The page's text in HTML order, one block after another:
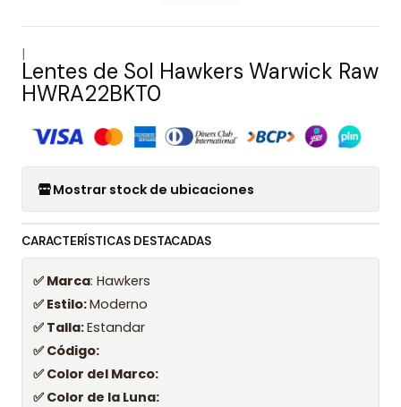
|
Lentes de Sol Hawkers Warwick Raw
HWRA22BKT0
Mostrar stock de ubicaciones
CARACTERÍSTICAS DESTACADAS
✅ Marca: Hawkers
✅ Estilo:Moderno
✅ Talla:Estandar
✅ Código:
✅ Color del Marco:
✅ Color de la Luna: